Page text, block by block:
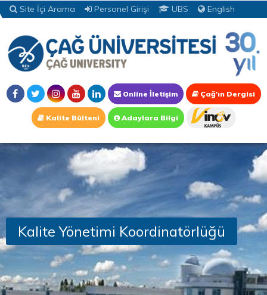
Site İçi Arama Personel Girişi UBS English
Online İletişim Çağ'ın Dergisi
Kalite Bülteni Adaylara Bilgi
Kalite Yönetimi Koordinatörlüğü